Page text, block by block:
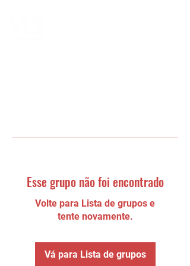
Esse grupo não foi encontrado
Volte para Lista de grupos e
tente novamente.
Vá para Lista de grupos